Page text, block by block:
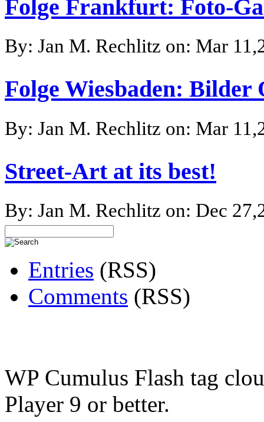
Folge Frankfurt: Foto-
By: Jan M. Rechlitz on: Mar
Folge Wiesbaden: Bilder
By: Jan M. Rechlitz on: Mar
Street-Art at its best!
By: Jan M. Rechlitz on: Dec
Entries (RSS)
Comments (RSS)
WP Cumulus Flash tag
Player 9 or better.